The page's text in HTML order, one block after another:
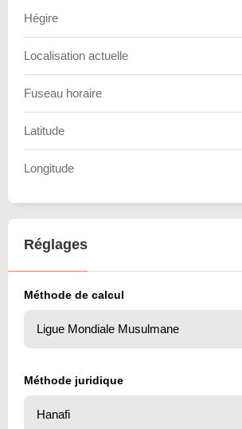
Hégire
Localisation actuelle
Fuseau horaire
Latitude
Longitude
Réglages
Méthode de calcul
Méthode juridique